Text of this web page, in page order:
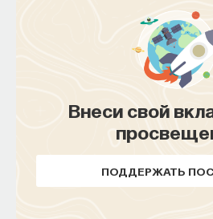
Внеси свой
ПОДДЕРЖАТЬ